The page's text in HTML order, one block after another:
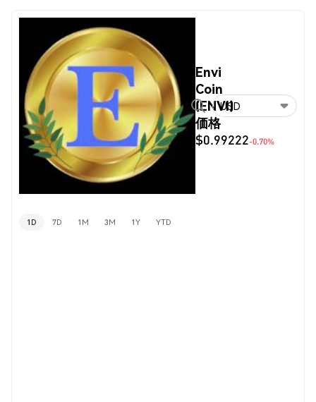
Envi
Coin
(ENVI)
価格
$0.99222-0.70%
USD
1D 7D 1M 3M 1Y YTD